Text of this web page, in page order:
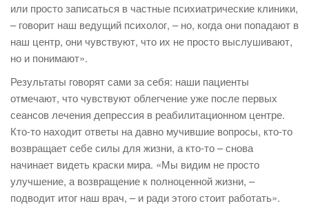
или просто записаться в частные психиатрические клиники,
– говорит наш ведущий психолог, – но, когда они попадают в
наш центр, они чувствуют, что их не просто выслушивают,
но и понимают».
Результаты говорят сами за себя: наши пациенты
отмечают, что чувствуют облегчение уже после первых
сеансов лечения депрессия в реабилитационном центре.
Кто-то находит ответы на давно мучившие вопросы, кто-то
возвращает себе силы для жизни, а кто-то – снова
начинает видеть краски мира. «Мы видим не просто
улучшение, а возвращение к полноценной жизни, –
подводит итог наш врач, – и ради этого стоит работать».